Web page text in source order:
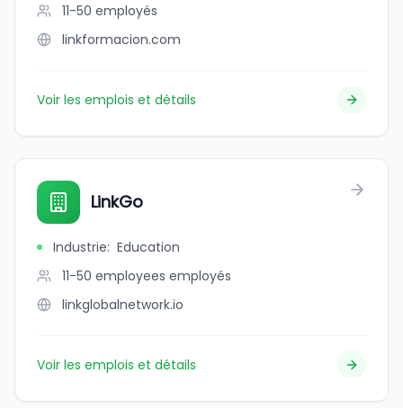
11-50 employés
linkformacion.com
Voir les emplois et détails
LinkGo
Industrie: Education
11-50 employees employés
linkglobalnetwork.io
Voir les emplois et détails